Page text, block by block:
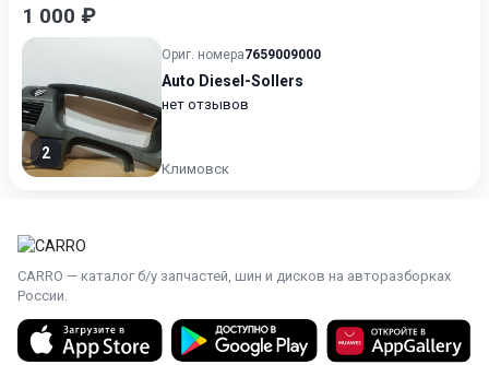
1 000 ₽
2
Ориг. номера7659009000
Auto Diesel-Sollers
нет отзывов
Климовск
CARRO — каталог б/у запчастей, шин и дисков на авторазборках
России.